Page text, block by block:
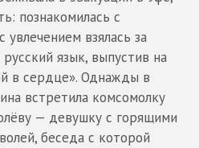
познакомилась с
взялась за
язык, выпустив на
в сердце». Однажды в
встретила комсомолку
— девушку с горящими
беседа с которой